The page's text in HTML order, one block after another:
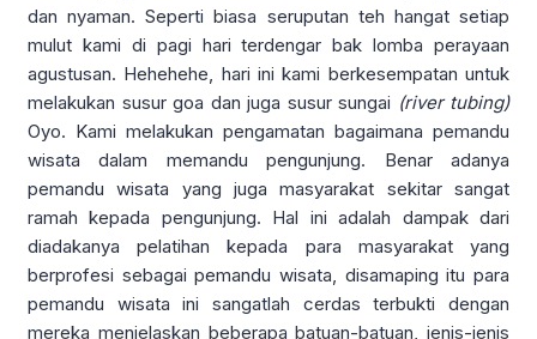
dan nyaman. Seperti biasa seruputan teh hangat setiap
mulut kami di pagi hari terdengar bak lomba perayaan
agustusan. Hehehehe, hari ini kami berkesempatan untuk
melakukan susur goa dan juga susur sungai (river tubing)
Oyo. Kami melakukan pengamatan bagaimana pemandu
wisata dalam memandu pengunjung. Benar adanya
pemandu wisata yang juga masyarakat sekitar sangat
ramah kepada pengunjung. Hal ini adalah dampak dari
diadakanya pelatihan kepada para masyarakat yang
berprofesi sebagai pemandu wisata, disamaping itu para
pemandu wisata ini sangatlah cerdas terbukti dengan
mereka menjelaskan beberapa batuan-batuan, jenis-jenis